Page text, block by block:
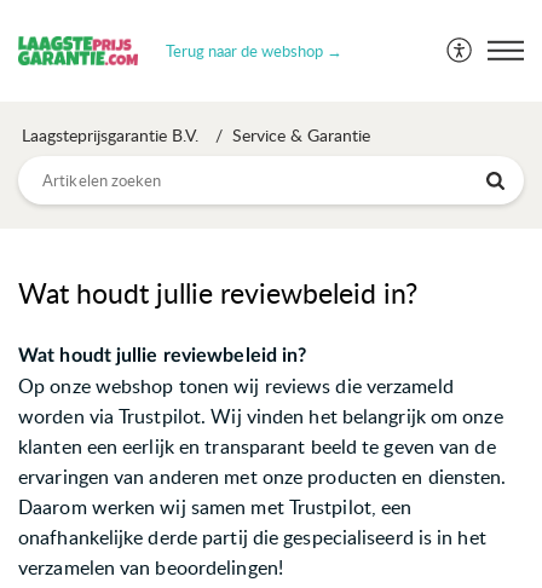
Terug naar de webshop →
Laagsteprijsgarantie B.V. Service & Garantie
Wat houdt jullie reviewbeleid in?
Wat houdt jullie reviewbeleid in?
Op onze webshop tonen wij reviews die verzameld
worden via Trustpilot. Wij vinden het belangrijk om onze
klanten een eerlijk en transparant beeld te geven van de
ervaringen van anderen met onze producten en diensten.
Daarom werken wij samen met Trustpilot, een
onafhankelijke derde partij die gespecialiseerd is in het
verzamelen van beoordelingen!